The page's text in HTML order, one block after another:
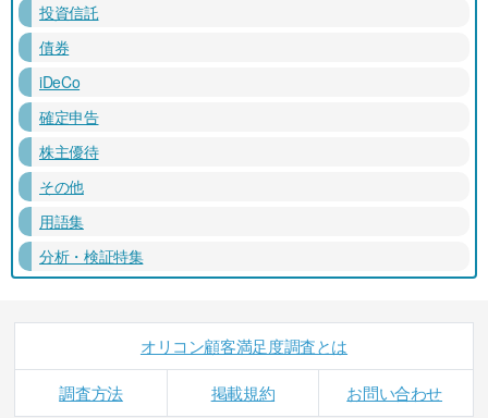
投資信託
債券
iDeCo
確定申告
株主優待
その他
用語集
分析・検証特集
オリコン顧客満足度調査とは
調査方法 掲載規約 お問い合わせ